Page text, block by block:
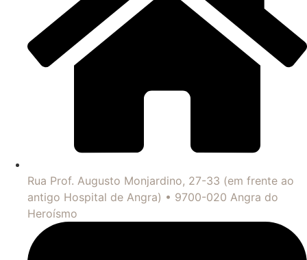
Rua Prof. Augusto Monjardino, 27-33 (em frente ao
antigo Hospital de Angra) • 9700-020 Angra do
Heroísmo